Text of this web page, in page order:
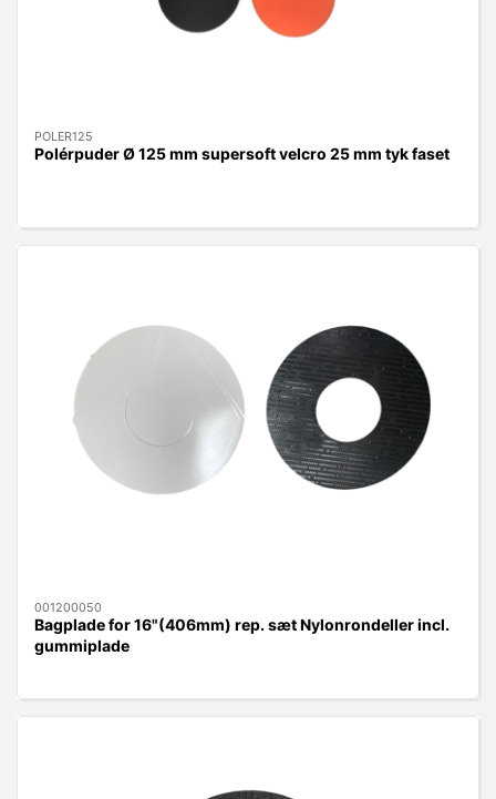
POLER125
Polérpuder Ø 125 mm supersoft velcro 25 mm tyk faset
001200050
Bagplade for 16"(406mm) rep. sæt Nylonrondeller incl.
gummiplade